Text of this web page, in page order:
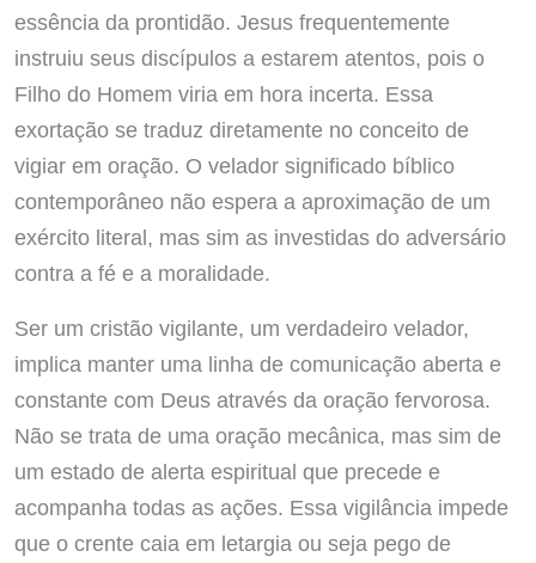
essência da prontidão. Jesus frequentemente
instruiu seus discípulos a estarem atentos, pois o
Filho do Homem viria em hora incerta. Essa
exortação se traduz diretamente no conceito de
vigiar em oração. O velador significado bíblico
contemporâneo não espera a aproximação de um
exército literal, mas sim as investidas do adversário
contra a fé e a moralidade.
Ser um cristão vigilante, um verdadeiro velador,
implica manter uma linha de comunicação aberta e
constante com Deus através da oração fervorosa.
Não se trata de uma oração mecânica, mas sim de
um estado de alerta espiritual que precede e
acompanha todas as ações. Essa vigilância impede
que o crente caia em letargia ou seja pego de